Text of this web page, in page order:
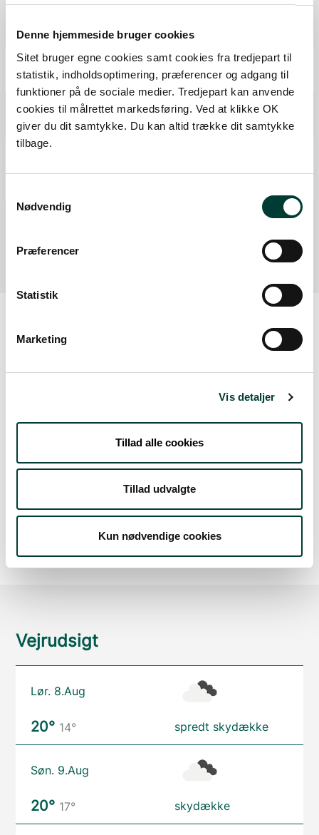
Denne hjemmeside bruger cookies
Sitet bruger egne cookies samt cookies fra tredjepart til
statistik, indholdsoptimering, præferencer og adgang til
funktioner på de sociale medier. Tredjepart kan anvende
cookies til målrettet markedsføring. Ved at klikke OK
giver du dit samtykke. Du kan altid trække dit samtykke
tilbage.
Nødvendig
Præferencer
Statistik
Marketing
Vis detaljer
Tillad alle cookies
Tillad udvalgte
Kun nødvendige cookies
Start
Samlet:0 km
Borde-Bænke
Fra forrige: 2,3 km Samlet:2,4 km
Cykelservice
Toilet
Mål
Sådan kommer du dertil
Med offentlig transport
Google Maps
Der er ingen parkeringspladser i umiddelbar nærhed
Vejrudsigt
Lør. 8.Aug
20° 14° spredt skydække
Søn. 9.Aug
20° 17° skydække